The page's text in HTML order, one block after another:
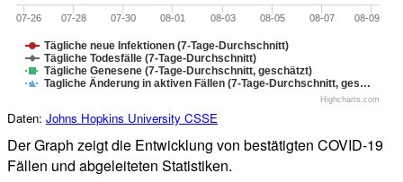
Tägliche neue Infektionen (7-Tage-Durchschnitt)
Tägliche Todesfälle (7-Tage-Durchschnitt)
Tägliche Genesene (7-Tage-Durchschnitt, geschätzt)
Tagliche Änderung in aktiven Fällen (7-Tage-Durchschnitt, ges…
07-26 07-28 07-30 08-01 08-03 08-05 08-07 08-09
Highcharts.com
Daten: Johns Hopkins University CSSE
Der Graph zeigt die Entwicklung von bestätigten COVID-19
Fällen und abgeleiteten Statistiken.